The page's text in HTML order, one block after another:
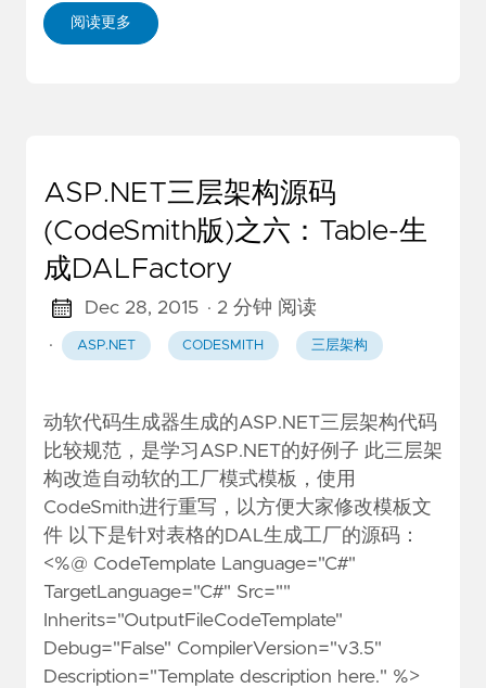
阅读更多
ASP.NET三层架构源码
(CodeSmith版)之六：Table-生
成DALFactory
Dec 28, 2015 · 2 分钟 阅读
·
ASP.NET CODESMITH 三层架构
动软代码生成器生成的ASP.NET三层架构代码
比较规范，是学习ASP.NET的好例子 此三层架
构改造自动软的工厂模式模板，使用
CodeSmith进行重写，以方便大家修改模板文
件 以下是针对表格的DAL生成工厂的源码：
<%@ CodeTemplate Language="C#"
TargetLanguage="C#" Src=""
Inherits="OutputFileCodeTemplate"
Debug="False" CompilerVersion="v3.5"
Description="Template description here." %>